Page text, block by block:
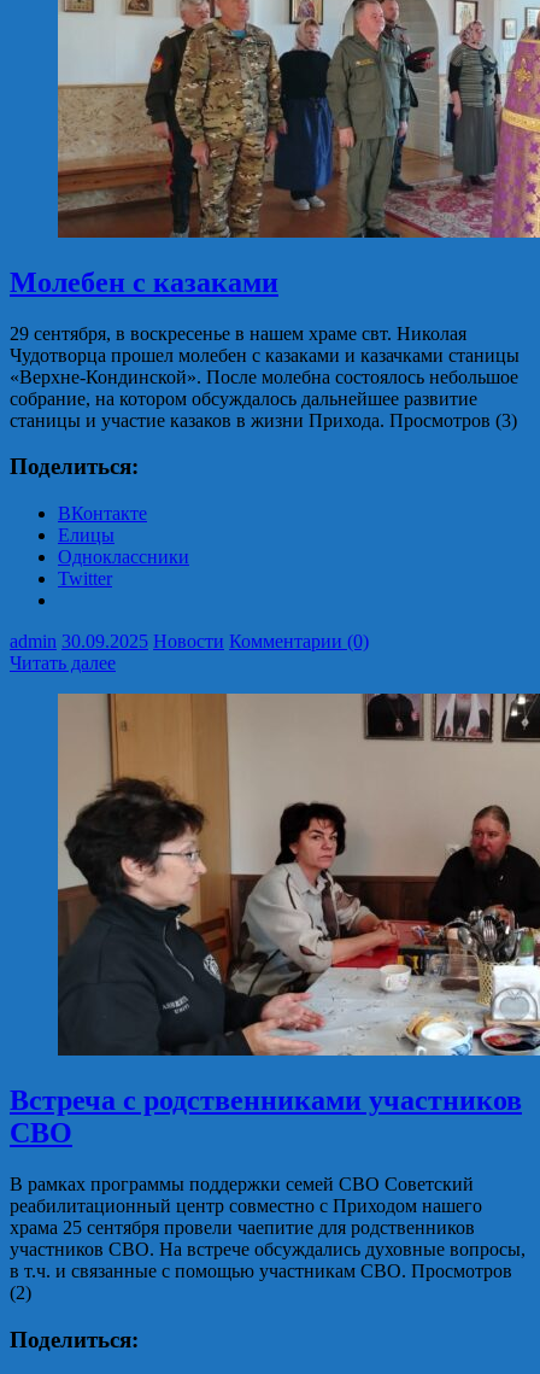
Молебен с казаками
29 сентября, в воскресенье в нашем храме свт. Николая
Чудотворца прошел молебен с казаками и казачками станицы
«Верхне-Кондинской». После молебна состоялось небольшое
собрание, на котором обсуждалось дальнейшее развитие
станицы и участие казаков в жизни Прихода. Просмотров (3)
Поделиться:
ВКонтакте
Елицы
Одноклассники
Twitter
admin 30.09.2025 Новости Комментарии (0)
Читать далее
Встреча с родственниками участников
СВО
В рамках программы поддержки семей СВО Советский
реабилитационный центр совместно с Приходом нашего
храма 25 сентября провели чаепитие для родственников
участников СВО. На встрече обсуждались духовные вопросы,
в т.ч. и связанные с помощью участникам СВО. Просмотров
(2)
Поделиться: